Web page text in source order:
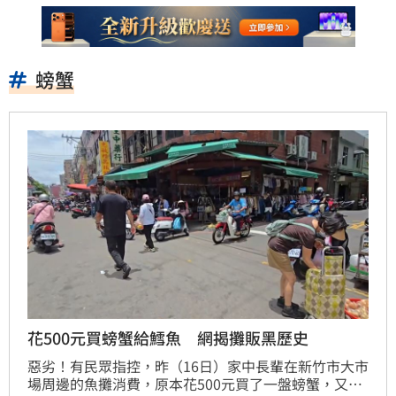
螃蟹
花500元買螃蟹給鱈魚 網揭攤販黑歷史
惡劣！有民眾指控，昨（16日）家中長輩在新竹市大市
場周邊的魚攤消費，原本花500元買了一盤螃蟹，又被